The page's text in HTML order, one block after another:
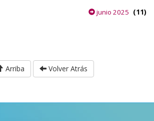
junio 2025 (11)
Arriba Volver Atrás